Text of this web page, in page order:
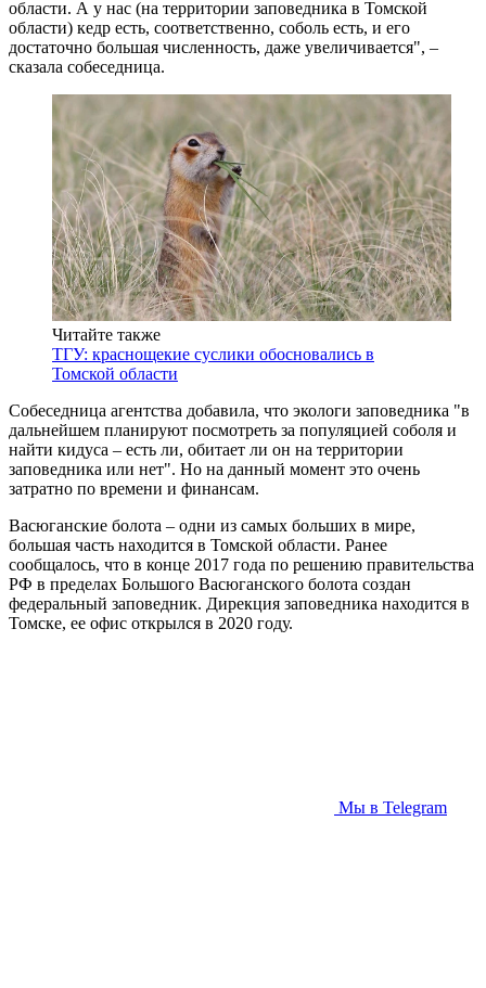
области. А у нас (на территории заповедника в Томской
области) кедр есть, соответственно, соболь есть, и его
достаточно большая численность, даже увеличивается", –
сказала собеседница.
Читайте также
ТГУ: краснощекие суслики обосновались в
Томской области
Собеседница агентства добавила, что экологи заповедника "в
дальнейшем планируют посмотреть за популяцией соболя и
найти кидуса – есть ли, обитает ли он на территории
заповедника или нет". Но на данный момент это очень
затратно по времени и финансам.
Васюганские болота – одни из самых больших в мире,
большая часть находится в Томской области. Ранее
сообщалось, что в конце 2017 года по решению правительства
РФ в пределах Большого Васюганского болота создан
федеральный заповедник. Дирекция заповедника находится в
Томске, ее офис открылся в 2020 году.
Мы в Telegram